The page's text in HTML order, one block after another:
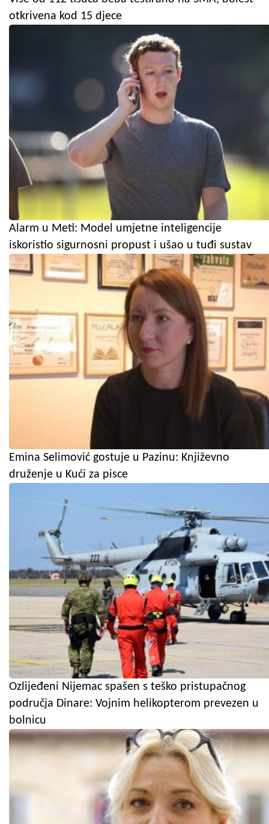
otkrivena kod 15 djece
Alarm u Meti: Model umjetne inteligencije
iskoristio sigurnosni propust i ušao u tuđi sustav
Emina Selimović gostuje u Pazinu: Književno
druženje u Kući za pisce
Ozlijeđeni Nijemac spašen s teško pristupačnog
područja Dinare: Vojnim helikopterom prevezen u
bolnicu